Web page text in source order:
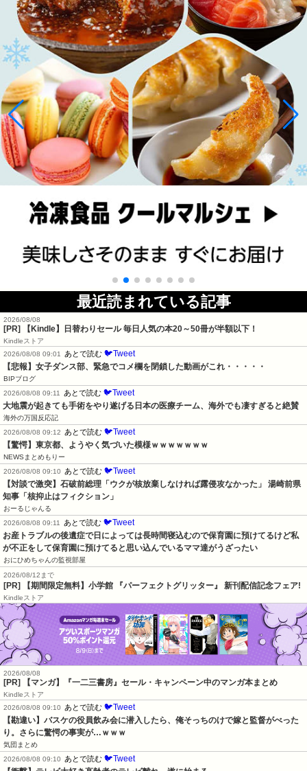
最近読まれている記事
2026/08/08
[PR] 【Kindle】日替わりセール 毎日人気の本20～50冊が半額以下！
Kindleストア
2026/08/08 09:01
あとで読む 🐦Tweet
【悲報】女子ダンス部、緊急でコメ欄を閉鎖した動画がこれ・・・・・
BIPブログ
2026/08/08 09:11
あとで読む 🐦Tweet
大地震が起きても手術をやり遂げる日本の医療チーム、海外でも凄すぎると絶賛
海外の万国反応記
2026/08/08 09:12
あとで読む 🐦Tweet
【驚愕】東京都、ようやく気づいた模様ｗｗｗｗｗｗｗ
NEWSまとめもりー
2026/08/08 09:10
あとで読む 🐦Tweet
【対談で激突】石破前総理「ウクが核放棄しなければ露侵攻なかった」 湯崎前県
知事「核抑止はフィクション」
おーるじゃんる
2026/08/08 09:11
あとで読む 🐦Tweet
お産トラブルの後遺症で日によっては長時間寝込むので保育園に預けてるけど私
が不正をして保育園に預けてると思い込んでいるママ達がうざったい
おにひめちゃんの監視部屋
2026/08/12まで
[PR] 【期間限定無料】小学館 『パーフェクトグリッター』 新刊配信記念フェア!
Kindleストア
2026/08/08
[PR] 【マンガ】『一二三書房』セール・キャンペーン中のマンガ本まとめ
Kindleストア
2026/08/08 09:10
あとで読む 🐦Tweet
【勘違い】バスケの役員飲み会に潜入したら、俺そっちのけで嫁と監督がべった
り。さらに驚愕の事実が…ｗｗｗ
気団まとめ
2026/08/08 09:10
あとで読む 🐦Tweet